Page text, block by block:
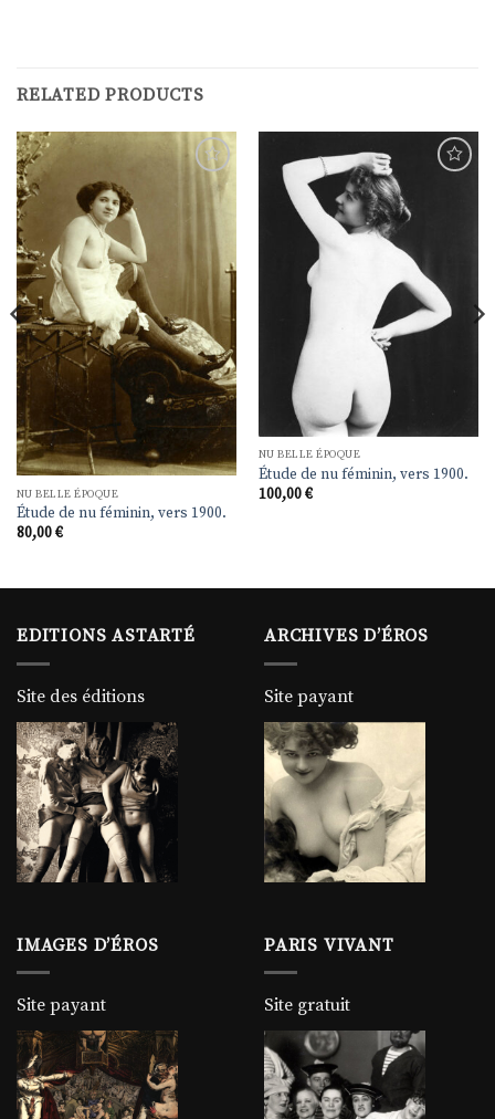
RELATED PRODUCTS
Ajouter
NU BELLE ÉPOQUE
Étude de nu féminin, vers 1900.
80,00€
NU BELLE ÉPOQUE
Étude de nu féminin, vers 1900.
100,00€
EDITIONS ASTARTÉ
Site des éditions
ARCHIVES D’ÉROS
Site payant
IMAGES D’ÉROS
Site payant
PARIS VIVANT
Site gratuit